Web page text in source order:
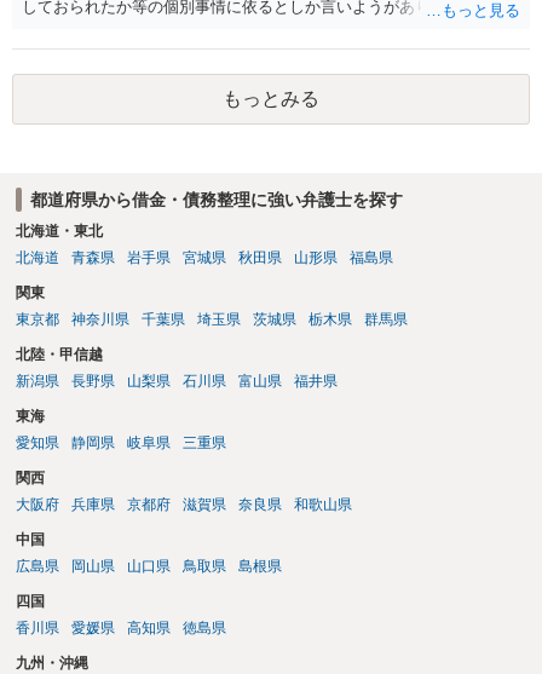
しておられたか等の個別事情に依るとしか言いようがありません。 と
なって相談し、善後策を考えることをお勧めします。
もっとみる
都道府県から借金・債務整理に強い弁護士を探す
北海道・東北
北海道
青森県 岩手県 宮城県 秋田県 山形県 福島県
関東
東京都
神奈川県 千葉県 埼玉県 茨城県 栃木県 群馬県
北陸・甲信越
新潟県
長野県 山梨県 石川県 富山県 福井県
東海
愛知県
静岡県 岐阜県 三重県
関西
大阪府
兵庫県 京都府 滋賀県 奈良県 和歌山県
中国
広島県
岡山県 山口県 鳥取県 島根県
四国
香川県
愛媛県 高知県 徳島県
九州・沖縄